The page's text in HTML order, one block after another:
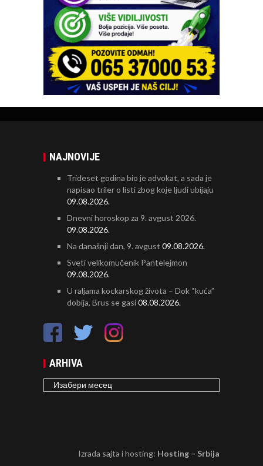
NAJNOVIJE
Trideset godina bio je advokat, a sada je
napisao triler o listi zbog koje ljudi ubijaju
09.08.2026.
Dnevni horoskop za 9. avgust 2026.
09.08.2026.
Na današnji dan, 9. avgust 09.08.2026.
Sveti velikomučenik Pantelejmon
09.08.2026.
U raljama kockarskog života – Dok “kuća”
dobija, Brus se gasi08.08.2026.
ARHIVA
ARHIVA
Izrada sajta i hosting: Hosting – Srbija